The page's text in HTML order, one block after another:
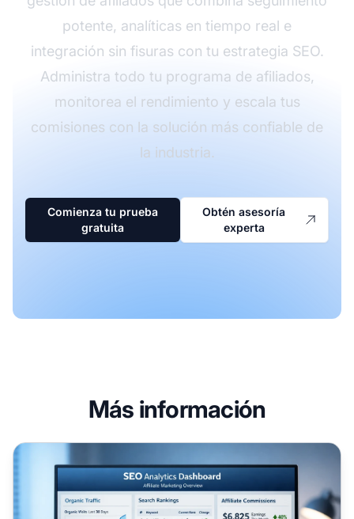
potente, analíticas en tiempo real e
integración sin fisuras con tu estrategia SEO.
Administra todo tu programa de afiliados,
monitorea el rendimiento y escala tus
comisiones con la solución más confiable de
la industria.
Comienza tu prueba
gratuita
Obtén asesoría
experta
Más información
Por qué el SEO es fundamental para el éxito en el